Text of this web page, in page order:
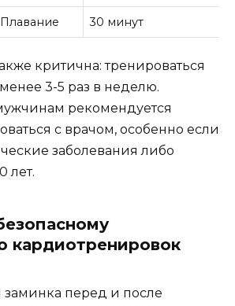
Плавание 30 минут
критична: тренироваться
3-5 раз в неделю.
рекомендуется
с врачом, особенно если
заболевания либо
лет.
кардиотренировок
заминка перед и после